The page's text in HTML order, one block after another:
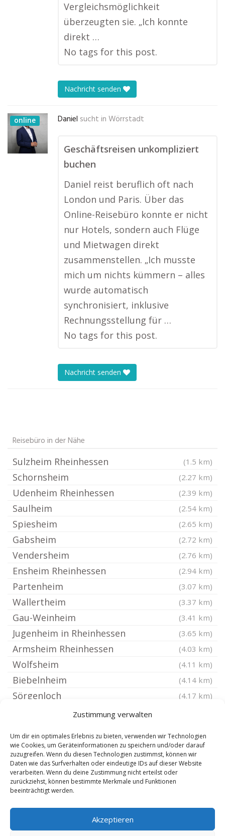
Zustimmung verwalten
Um dir ein optimales Erlebnis zu bieten, verwenden wir Technologien
wie Cookies, um Geräteinformationen zu speichern und/oder darauf
zuzugreifen. Wenn du diesen Technologien zustimmst, können wir
Daten wie das Surfverhalten oder eindeutige IDs auf dieser Website
verarbeiten. Wenn du deine Zustimmung nicht erteilst oder
zurückziehst, können bestimmte Merkmale und Funktionen
beeinträchtigt werden.
Akzeptieren
Vergleichsmöglichkeit
überzeugten sie. „Ich konnte
direkt …
No tags for this post.
Nachricht senden
online Daniel sucht in Wörrstadt
Geschäftsreisen unkompliziert
buchen
Daniel reist beruflich oft nach
London und Paris. Über das
Online-Reisebüro konnte er nicht
nur Hotels, sondern auch Flüge
und Mietwagen direkt
zusammenstellen. „Ich musste
mich um nichts kümmern – alles
wurde automatisch
synchronisiert, inklusive
Rechnungsstellung für …
No tags for this post.
Nachricht senden
Reisebüro in der Nähe
Sulzheim Rheinhessen (1.5 km)
Schornsheim (2.27 km)
Udenheim Rheinhessen (2.39 km)
Saulheim (2.54 km)
Spiesheim (2.65 km)
Gabsheim (2.72 km)
Vendersheim (2.76 km)
Ensheim Rheinhessen (2.94 km)
Partenheim (3.07 km)
Wallertheim (3.37 km)
Gau-Weinheim (3.41 km)
Jugenheim in Rheinhessen (3.65 km)
Armsheim Rheinhessen (4.03 km)
Wolfsheim (4.11 km)
Biebelnheim (4.14 km)
Sörgenloch (4.17 km)
Stadecken-Elsheim (4.39 km)
Engelstadt (4.65 km)
Gau-Bickelheim
Bermersheim vor der Höhe
Sankt Johann Rheinhessen